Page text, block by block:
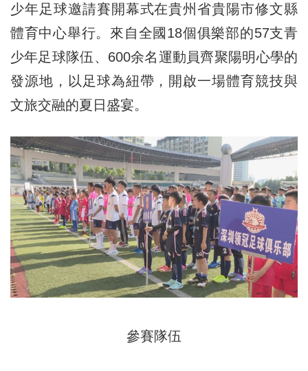
少年足球邀請賽開幕式在貴州省貴陽市修文縣
體育中心舉行。來自全國18個俱樂部的57支青
少年足球隊伍、600余名運動員齊聚陽明心學的
發源地，以足球為紐帶，開啟一場體育競技與
文旅交融的夏日盛宴。
參賽隊伍